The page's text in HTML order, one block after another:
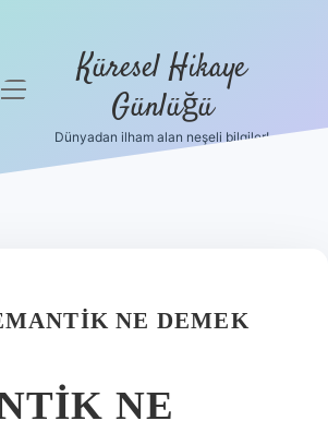
menüyü
Küresel Hikaye
Günlüğü
Dünyadan ilham alan neşeli bilgiler!
NE DEMEK
NE